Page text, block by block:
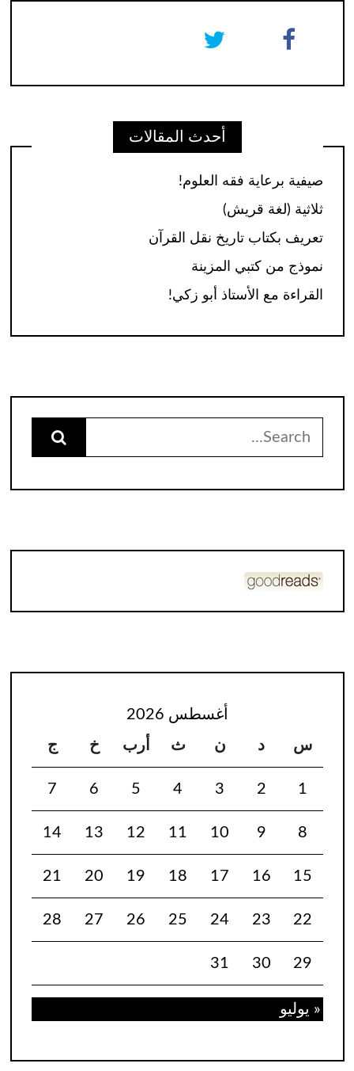
أحدث المقالات
صيفية برعاية فقه العلوم!
ثلاثية (لغة قريش)
تعريف بكتاب تاريخ نقل القرآن
نموذج من كتبي المزينة
القراءة مع الأستاذ أبو زكي!
for:
أغسطس 2026
س
د ن ث أرب خ ج
1
2
3
4
5
6
7
8
9
10
11
12
13
14
15
16
17
18
19
20
21
22
23
24
25
26
27
28
29
30
31
« يوليو